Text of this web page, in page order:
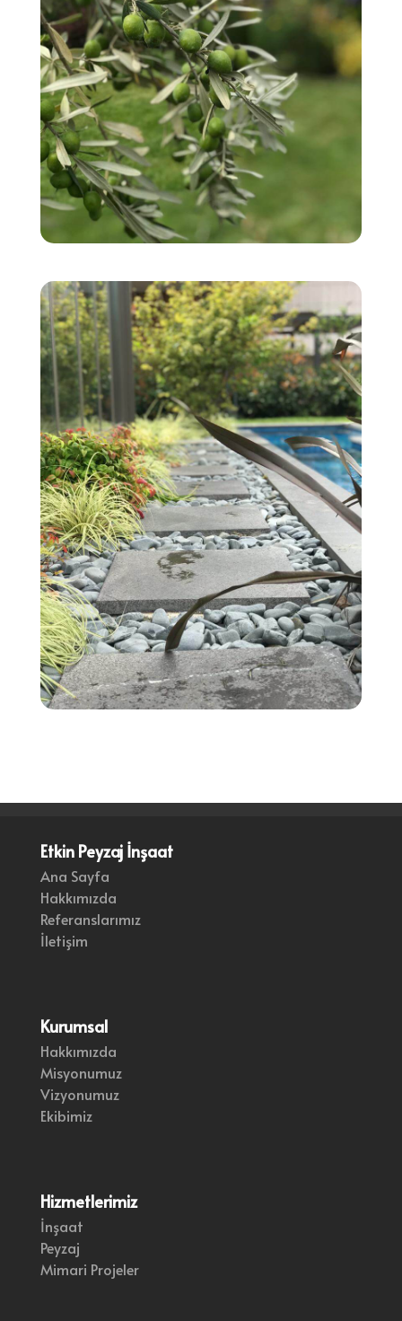
Etkin Peyzaj İnşaat
Ana Sayfa
Hakkımızda
Referanslarımız
İletişim
Kurumsal
Hakkımızda
Misyonumuz
Vizyonumuz
Ekibimiz
Hizmetlerimiz
İnşaat
Peyzaj
Mimari Projeler